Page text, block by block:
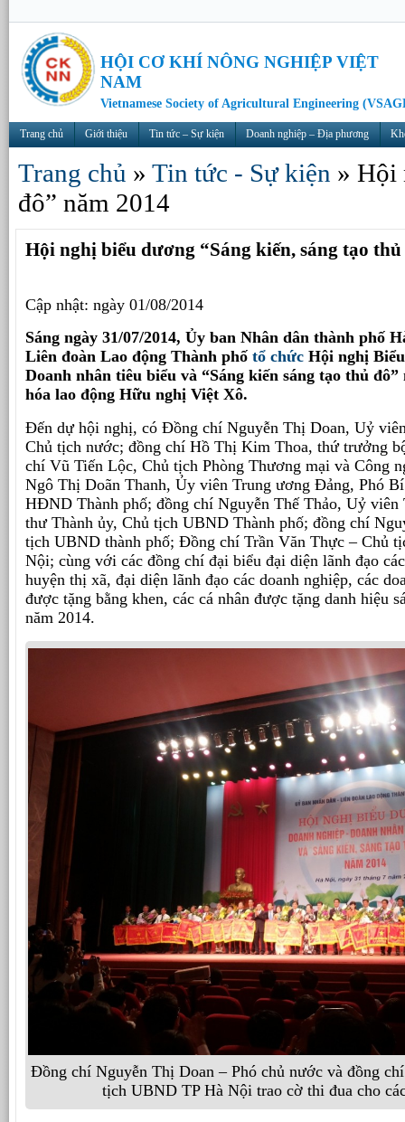
HỘI CƠ KHÍ NÔNG NGHIỆP VIỆT
NAM
Vietnamese Society of Agricultural Engineering
Trang chủ Giới thiệu Tin tức – Sự kiện Doanh nghiệp – Địa phương
Trang chủ » Tin tức - Sự kiện » Hội
đô” năm 2014
Hội nghị biểu dương “Sáng kiến, sáng tạo
Cập nhật: ngày 01/08/2014
Sáng ngày 31/07/2014, Ủy ban Nhân dân thành phố
Liên đoàn Lao động Thành phố tổ chức Hội nghị
Doanh nhân tiêu biểu và “Sáng kiến sáng tạo thủ
hóa lao động Hữu nghị Việt Xô.
Đến dự hội nghị, có Đồng chí Nguyễn Thị Doan, Uỷ
Chủ tịch nước; đồng chí Hồ Thị Kim Thoa, thứ trưởng
chí Vũ Tiến Lộc, Chủ tịch Phòng Thương mại và Công
Ngô Thị Doãn Thanh, Ủy viên Trung ương Đảng, Phó
HĐND Thành phố; đồng chí Nguyễn Thế Thảo, Uỷ
thư Thành ủy, Chủ tịch UBND Thành phố; đồng chí
tịch UBND thành phố; Đồng chí Trần Văn Thực – Chủ
Nội; cùng với các đồng chí đại biểu đại diện lãnh đạo
huyện thị xã, đại diện lãnh đạo các doanh nghiệp, các
được tặng bằng khen, các cá nhân được tặng danh hiệu
năm 2014.
Đồng chí Nguyễn Thị Doan – Phó chủ nước và đồng
tịch UBND TP Hà Nội trao cờ thi đua cho